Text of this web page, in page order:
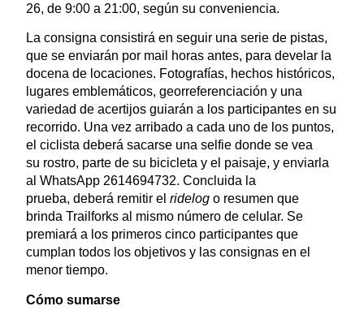
26, de 9:00 a 21:00, según su conveniencia.
La consigna consistirá en seguir una serie de pistas,
que se enviarán por mail horas antes, para develar la
docena de locaciones. Fotografías, hechos históricos,
lugares emblemáticos, georreferenciación y una
variedad de acertijos guiarán a los participantes en su
recorrido. Una vez arribado a cada uno de los puntos,
el ciclista deberá sacarse una selfie donde se vea
su rostro, parte de su bicicleta y el paisaje, y enviarla
al WhatsApp 2614694732. Concluida la
prueba, deberá remitir el ridelog o resumen que
brinda Trailforks al mismo número de celular. Se
premiará a los primeros cinco participantes que
cumplan todos los objetivos y las consignas en el
menor tiempo.
Cómo sumarse